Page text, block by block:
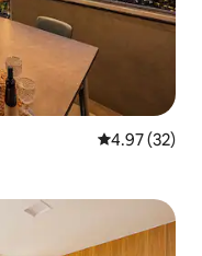
औसत रेटिंग 5 में
4.97 (32)